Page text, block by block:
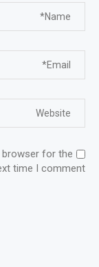
browser for the
time I comment.